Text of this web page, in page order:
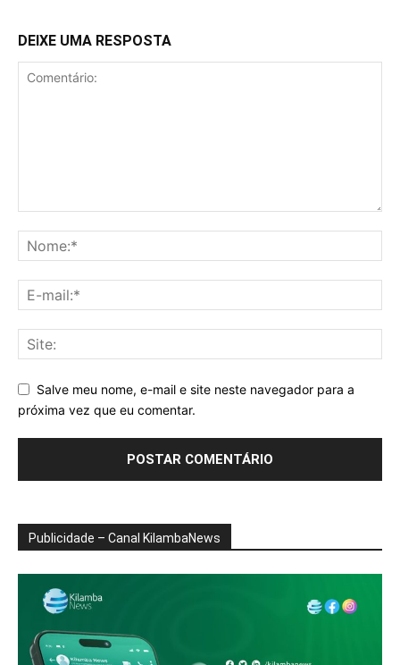
DEIXE UMA RESPOSTA
Salve meu nome, e-mail e site neste navegador para a
próxima vez que eu comentar.
Publicidade – Canal KilambaNews